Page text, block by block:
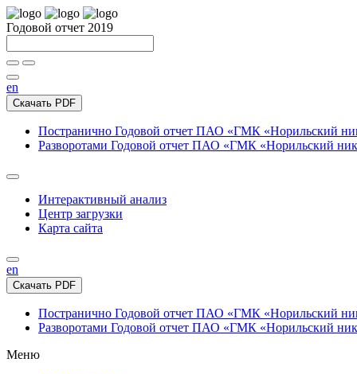
Годовой отчет 2019
en
Скачать PDF
Постранично Годовой отчет ПАО «ГМК «Норильский
Разворотами Годовой отчет ПАО «ГМК «Норильский
Интерактивный анализ
Центр загрузки
Карта сайта
en
Скачать PDF
Постранично Годовой отчет ПАО «ГМК «Норильский
Разворотами Годовой отчет ПАО «ГМК «Норильский
Меню